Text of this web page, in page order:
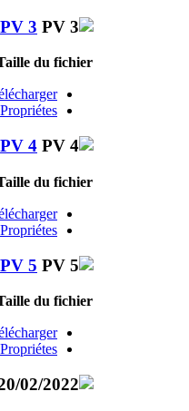
PV 3
du fichier:
Propriétes
PV 4
du fichier:
Propriétes
PV 5
du fichier:
Propriétes